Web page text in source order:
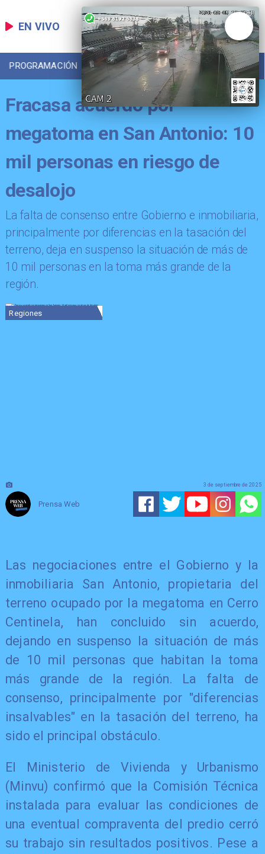
EN VIVO
PROGRAMACIÓN LOCAL DEPORTES
Fracasa acuerdo por
megatoma en San Antonio: 10
mil personas en riesgo de
desalojo
La falta de consenso entre Gobierno e inmobiliaria,
principalmente por diferencias en la tasación del
terreno, deja en suspenso la situación de más de
10 mil personas en la toma más grande de la
región.
Regiones
Prensa Web
3 de septiembre de 2025
Las negociaciones entre el Gobierno y la
inmobiliaria San Antonio, propietaria del
terreno ocupado por la megatoma en Cerro
Centinela, han concluido sin acuerdo,
dejando en suspenso la situación de más
de 10 mil personas que habitan la toma
más grande de la región. La falta de
consenso, principalmente por "diferencias
insalvables" en la tasación del terreno, ha
sido el principal obstáculo.
El Ministerio de Vivienda y Urbanismo
(Minvu) confirmó que la Comisión Técnica
instalada para evaluar las condiciones de
una eventual compraventa del predio cerró
su trabajo sin resultados positivos. Pese a